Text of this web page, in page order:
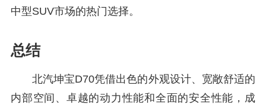
中型SUV市场的热门选择。
总结
北汽坤宝D70凭借出色的外观设计、宽敞舒适的
内部空间、卓越的动力性能和全面的安全性能，成